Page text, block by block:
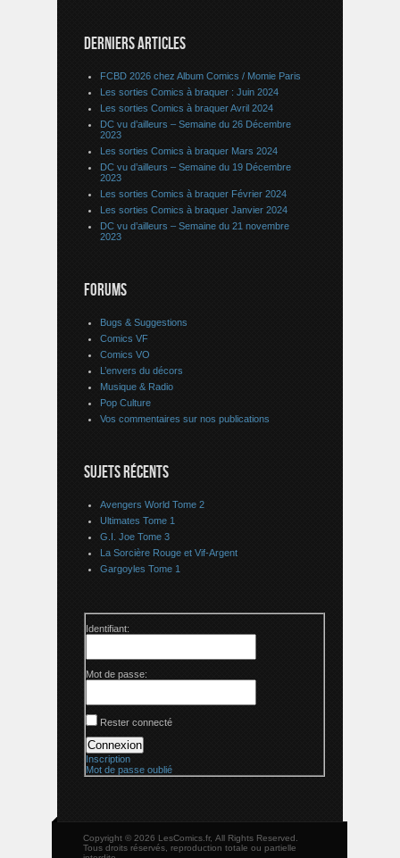
DERNIERS ARTICLES
FCBD 2026 chez Album Comics / Momie Paris
Les sorties Comics à braquer : Juin 2024
Les sorties Comics à braquer Avril 2024
DC vu d’ailleurs – Semaine du 26 Décembre
2023
Les sorties Comics à braquer Mars 2024
DC vu d’ailleurs – Semaine du 19 Décembre
2023
Les sorties Comics à braquer Février 2024
Les sorties Comics à braquer Janvier 2024
DC vu d’ailleurs – Semaine du 21 novembre
2023
FORUMS
Bugs & Suggestions
Comics VF
Comics VO
L’envers du décors
Musique & Radio
Pop Culture
Vos commentaires sur nos publications
SUJETS RÉCENTS
Avengers World Tome 2
Ultimates Tome 1
G.I. Joe Tome 3
La Sorcière Rouge et Vif-Argent
Gargoyles Tome 1
Identifiant:
Mot de passe:
Rester connecté
Connexion
Inscription
Mot de passe oublié
Copyright © 2026 LesComics.fr, All Rights Reserved.
Tous droits réservés, reproduction totale ou partielle